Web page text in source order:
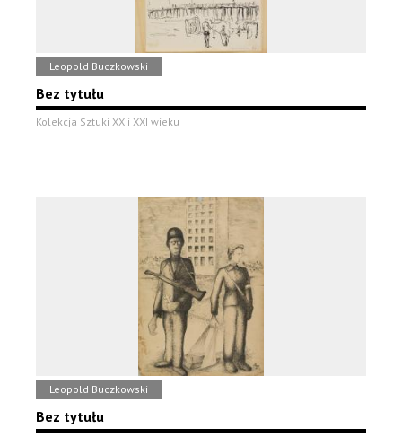
Leopold Buczkowski
Bez tytułu
Kolekcja Sztuki XX i XXI wieku
Leopold Buczkowski
Bez tytułu